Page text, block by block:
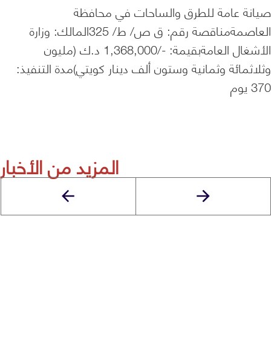
صيانة عامة للطرق والساحات في محافظة
العاصمةمناقصة رقم: ق ص/ ط/ 325المالك: وزارة
الأشغال العامةبقيمة: -/1,368,000 د.ك (مليون
وثلاثمائة وثمانية وستون ألف دينار كويتي)مدة التنفيذ:
370 يوم
المزيد من الأخبار